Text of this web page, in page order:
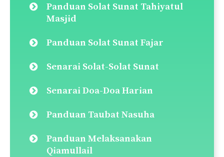
Panduan Solat Sunat Tahiyatul
Masjid
Panduan Solat Sunat Fajar
Senarai Solat-Solat Sunat
Senarai Doa-Doa Harian
Panduan Taubat Nasuha
Panduan Melaksanakan
Qiamullail